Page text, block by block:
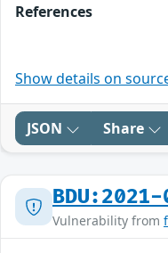
References
Show details on
JSON Share
BDU:2021-
Vulnerability from